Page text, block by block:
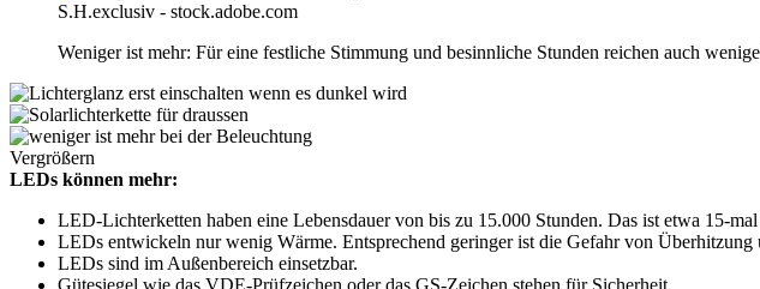
S.H.exclusiv - stock.adobe.com
Weniger ist mehr: Für eine festliche Stimmung und besinnliche Stunden reichen auch
Vergrößern
LEDs können mehr:
LED-Lichterketten haben eine Lebensdauer von bis zu 15.000 Stunden. Das ist etwa 15-
LEDs entwickeln nur wenig Wärme. Entsprechend geringer ist die Gefahr von Überhitzung
LEDs sind im Außenbereich einsetzbar.